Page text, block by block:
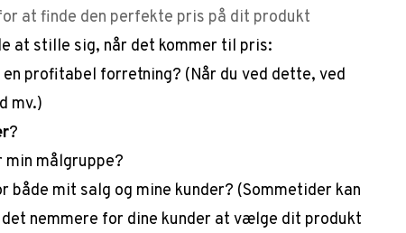
at finde den perfekte pris på dit produkt
at stille sig, når det kommer til pris:
en profitabel forretning? (Når du ved dette, ved
mv.)
?
min målgruppe?
både mit salg og mine kunder? (Sommetider kan
nemmere for dine kunder at vælge dit produkt